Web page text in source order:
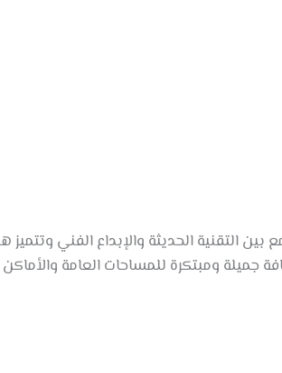
التقنية الحديثة والإبداع الفني وتتميز
ومبتكرة للمساحات العامة والأماكن